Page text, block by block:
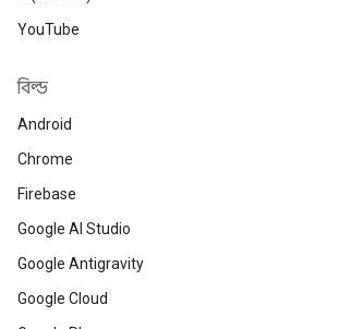
YouTube
বিল্ড
Android
Chrome
Firebase
Google AI Studio
Google Antigravity
Google Cloud